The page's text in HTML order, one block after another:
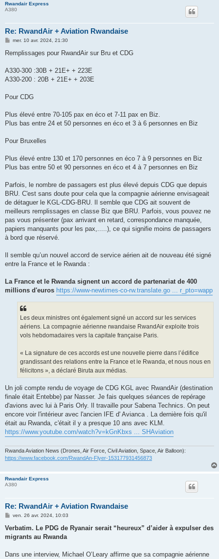
Rwandair Express
A380
Re: RwandAir + Aviation Rwandaise
M
s
g
mer. 10 avr. 2024, 21:30
Remplissages pour RwandAir sur Bru et CDG
A330-300 :30B + 21E+ + 223E
A330-200 : 20B + 21E+ + 203E
Pour CDG
Plus élevé entre 70-105 pax en éco et 7-11 pax en Biz.
Plus bas entre 24 et 50 personnes en éco et 3 à 6 personnes en Biz
Pour Bruxelles
Plus élevé entre 130 et 170 personnes en éco 7 à 9 personnes en Biz
Plus bas entre 50 et 90 personnes en éco et 4 à 7 personnes en Biz
Parfois, le nombre de passagers est plus élevé depuis CDG que depuis
BRU. C'est sans doute pour cela que la compagnie aérienne envisageait
de détaguer le KGL-CDG-BRU. Il semble que CDG ait souvent de
meilleurs remplissages en classe Biz que BRU. Parfois, vous pouvez ne
pas vous présenter (pax arrivant en retard, correspondance manquée,
papiers manquants pour les pax,.....), ce qui signifie moins de passagers
à bord que réservé.
Il semble qu’un nouvel accord de service aérien ait de nouveau été signé
entre la France et le Rwanda :
La France et le Rwanda signent un accord de partenariat de 400
millions d'euros https://www-newtimes-co-rw.translate.go ... r_pto=wapp
Les deux ministres ont également signé un accord sur les services
aériens. La compagnie aérienne rwandaise RwandAir exploite trois
vols hebdomadaires vers la capitale française Paris.
« La signature de ces accords est une nouvelle pierre dans l’édifice
grandissant des relations entre la France et le Rwanda, et nous nous en
félicitons », a déclaré Biruta aux médias.
Un joli compte rendu de voyage de CDG KGL avec RwandAir (destination
finale était Entebbe) par Nasser. Je fais quelques séances de repérage
d'avions avec lui à Paris Orly. Il travaille pour Sabena Technics. On peut
encore voir l'intérieur avec l'ancien IFE d' Avianca . La dernière fois qu'il
était au Rwanda, c'était il y a presque 10 ans avec KLM.
https://www.youtube.com/watch?v=kGnKbxs ... SHAviation
Rwanda Aviation News (Drones, Air Force, Civil Aviation, Space, Air Balloon):
https://www.facebook.com/RwandAn-Flyer-153177931456873
Rwandair Express
A380
Re: RwandAir + Aviation Rwandaise
M
s
a
ven. 26 avr. 2024, 10:03
Verbatim. Le PDG de Ryanair serait “heureux” d’aider à expulser des
migrants au Rwanda
Dans une interview, Michael O’Leary affirme que sa compagnie aérienne